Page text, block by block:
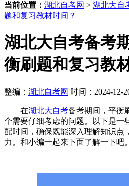
当前位置： 湖北自考网 > 湖北大自
题和复习教材时间？
湖北大自考备考
衡刷题和复习教
整编： 湖北自考网 时间：2024-12-
在湖北大自考备考期间，平衡
个需要仔细考虑的问题。以下是一
配时间，确保既能深入理解知识点
力。和小编一起来下面了解一下吧。